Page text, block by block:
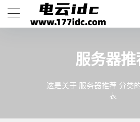
服务器
这是关于 服务器推荐 分类
表